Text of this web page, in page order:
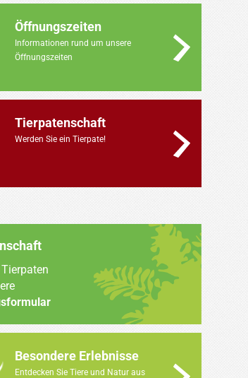
Öffnungszeiten
Informationen rund um unsere
Öffnungszeiten
Tierpatenschaft
Werden Sie ein Tierpate!
Besondere Erlebnisse
Entdecken Sie Tiere und Natur aus